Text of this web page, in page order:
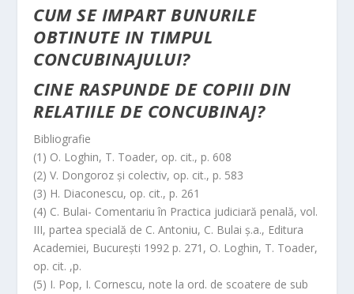
CUM SE IMPART BUNURILE
OBTINUTE IN TIMPUL
CONCUBINAJULUI?
CINE RASPUNDE DE COPIII DIN
RELATIILE DE CONCUBINAJ?
Bibliografie
(1) O. Loghin, T. Toader, op. cit., p. 608
(2) V. Dongoroz şi colectiv, op. cit., p. 583
(3) H. Diaconescu, op. cit., p. 261
(4) C. Bulai- Comentariu în Practica judiciară penală, vol.
III, partea specială de C. Antoniu, C. Bulai ş.a., Editura
Academiei, Bucureşti 1992 p. 271, O. Loghin, T. Toader,
op. cit. ,p.
(5) I. Pop, I. Cornescu, note la ord. de scoatere de sub